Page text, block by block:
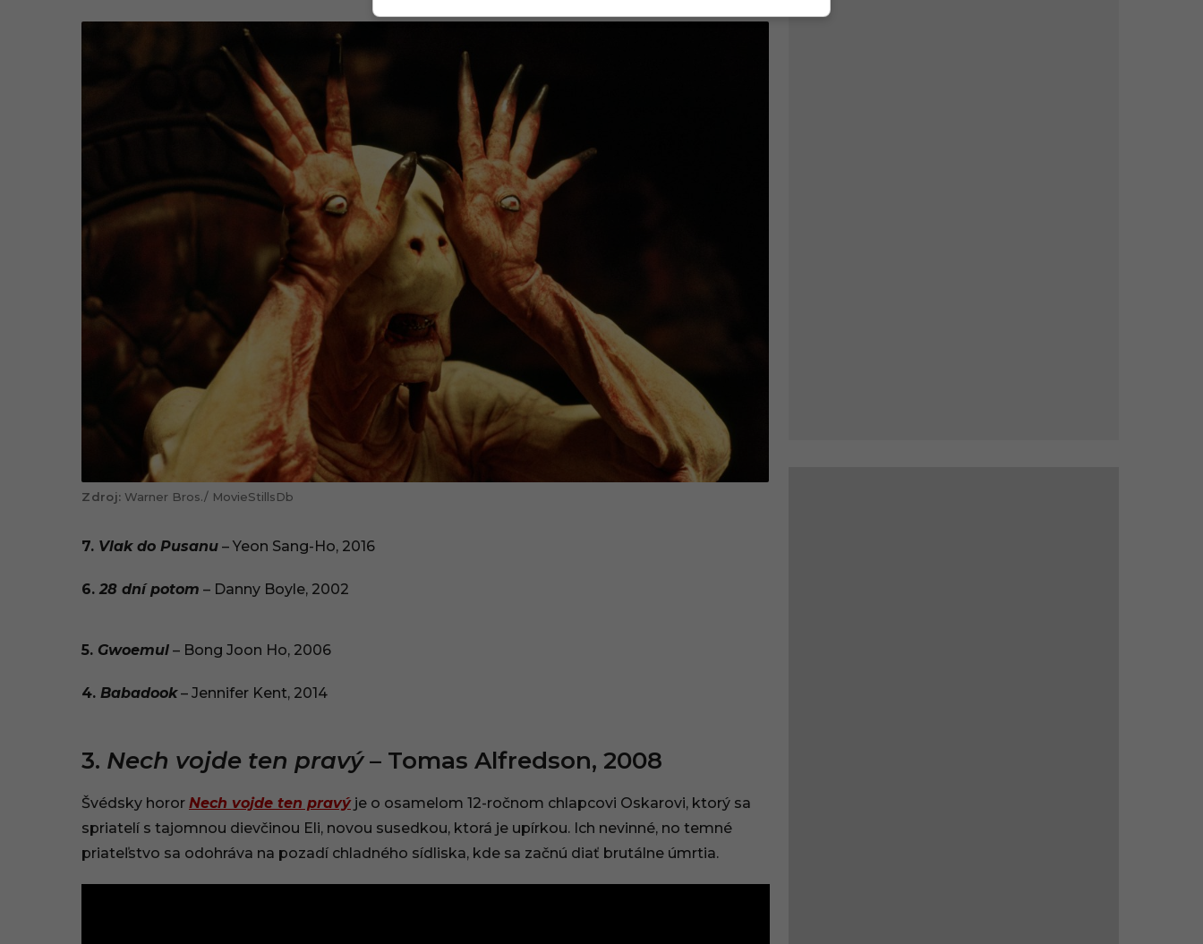
Warner Bros./ MovieStillsDb
7. Vlak do Pusanu – Yeon Sang-Ho, 2016
6. 28 dní potom – Danny Boyle, 2002
5. Gwoemul – Bong Joon Ho, 2006
4. Babadook– Jennifer Kent, 2014
3. Nech vojde ten pravý– Tomas Alfredson, 2008
Švédsky horor Nech vojde ten pravýje o osamelom 12-ročnom chlapcovi Oskarovi, ktorý sa
spriatelí s tajomnou dievčinou Eli, novou susedkou, ktorá je upírkou. Ich nevinné, no temné
priateľstvo sa odohráva na pozadí chladného sídliska, kde sa začnú diať brutálne úmrtia.